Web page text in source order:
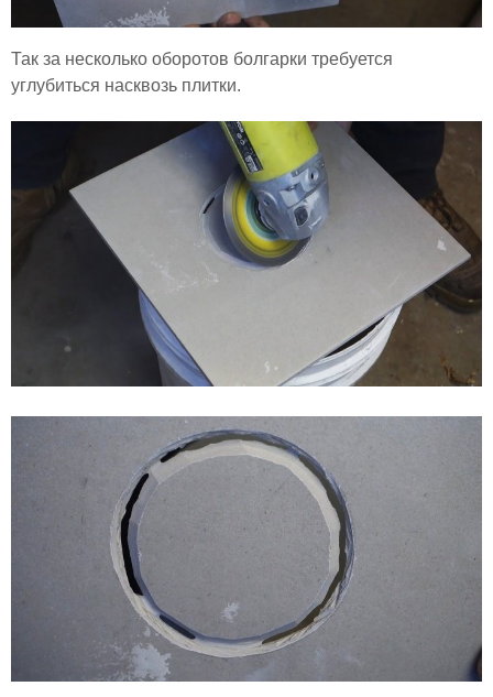
Так за несколько оборотов болгарки требуется
углубиться насквозь плитки.